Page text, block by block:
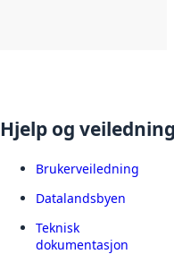
Hjelp og
Brukerveiledning
Datalandsbyen
Teknisk
dokumentasjon